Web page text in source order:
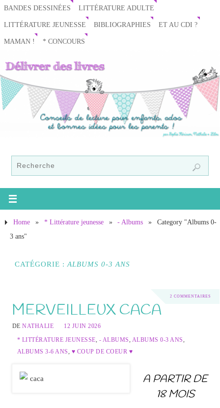
BANDES DESSINÉES LITTÉRATURE ADULTE
LITTÉRATURE JEUNESSE BIBLIOGRAPHIES ET AU CDI ?
MAMAN ! * CONCOURS
Home » * Littérature jeunesse » - Albums »
Category "Albums 0-
3 ans"
CATÉGORIE : ALBUMS 0-3 ANS
2 COMMENTAIRES
MERVEILLEUX CACA
DENATHALIE
12 JUIN 2026
* LITTÉRATURE JEUNESSE, - ALBUMS, ALBUMS 0-3 ANS,
ALBUMS 3-6 ANS, ♥ COUP DE COEUR ♥
A PARTIR DE
18 MOIS